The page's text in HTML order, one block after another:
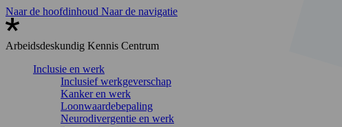
Naar de hoofdinhoud Naar de navigatie
Arbeidsdeskundig Kennis Centrum
Inclusie en werk
Inclusief werkgeverschap
Kanker en werk
Loonwaardebepaling
Neurodivergentie en werk